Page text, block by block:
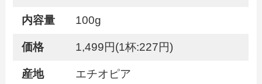
内容量 100g
価格 1,499円(1杯:227円)
産地 エチオピア